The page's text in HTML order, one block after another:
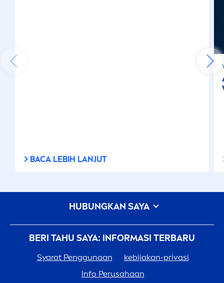
BACA LEBIH LANJUT
BERI TAHU SAYA: INFORMASI TERBARU
Syarat Penggunaan
kebijakan-privasi
Info Perusahaan
HUBUNGKAN SAYA